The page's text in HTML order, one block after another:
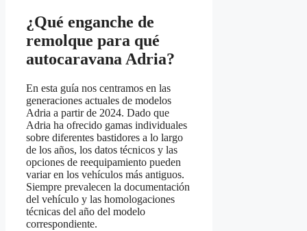
¿Qué enganche de
remolque para qué
autocaravana Adria?
En esta guía nos centramos en las
generaciones actuales de modelos
Adria a partir de 2024. Dado que
Adria ha ofrecido gamas individuales
sobre diferentes bastidores a lo largo
de los años, los datos técnicos y las
opciones de reequipamiento pueden
variar en los vehículos más antiguos.
Siempre prevalecen la documentación
del vehículo y las homologaciones
técnicas del año del modelo
correspondiente.